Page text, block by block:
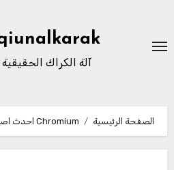
المحتوى
آلة الكراك الحقيقية
الصفحة الرئيسية Chromium احدث اصدار